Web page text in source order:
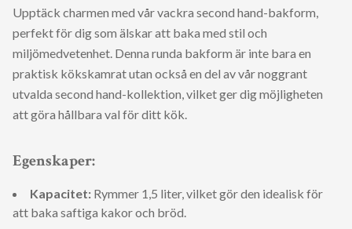
Upptäck charmen med vår vackra second hand-bakform,
perfekt för dig som älskar att baka med stil och
miljömedvetenhet. Denna runda bakform är inte bara en
praktisk kökskamrat utan också en del av vår noggrant
utvalda second hand-kollektion, vilket ger dig möjligheten
att göra hållbara val för ditt kök.
Egenskaper:
Kapacitet: Rymmer 1,5 liter, vilket gör den idealisk för
att baka saftiga kakor och bröd.